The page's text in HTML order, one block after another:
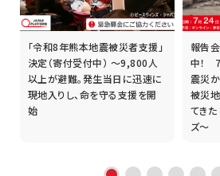
「令和8年熊本地震被災者支援」
決定（寄付受付中） ～9,800人
以上が避難。発生当日に迅速に
現地入りし、命を守る支援を開
始
報告
中！
震災
被災
てき
ズ～